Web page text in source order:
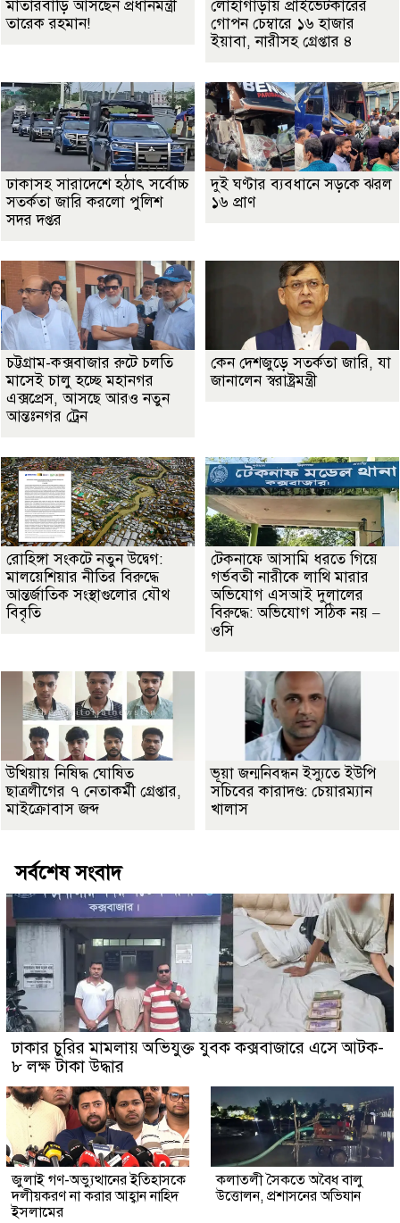
মাতারবাড়ি আসছেন প্রধানমন্ত্রী
তারেক রহমান!
লোহাগাড়ায় প্রাইভেটকারের
গোপন চেম্বারে ১৬ হাজার
ইয়াবা, নারীসহ গ্রেপ্তার ৪
ঢাকাসহ সারাদেশে হঠাৎ সর্বোচ্চ
সতর্কতা জা‌রি করলো পুলিশ
সদর দপ্তর
দুই ঘণ্টার ব্যবধানে সড়কে ঝরল
১৬ প্রাণ
চট্টগ্রাম-কক্সবাজার রুটে চলতি
মাসেই চালু হচ্ছে মহানগর
এক্সপ্রেস, আসছে আরও নতুন
আন্তঃনগর ট্রেন
কেন দেশজুড়ে সতর্কতা জারি, যা
জানালেন স্বরাষ্ট্রমন্ত্রী
রোহিঙ্গা সংকটে নতুন উদ্বেগ:
মালয়েশিয়ার নীতির বিরুদ্ধে
আন্তর্জাতিক সংস্থাগুলোর যৌথ
বিবৃতি
টেকনাফে আসামি ধরতে গিয়ে
গর্ভবতী নারীকে লাথি মারার
অভিযোগ এসআই দুলালের
বিরুদ্ধে: অভিযোগ সঠিক নয় –
ওসি
উখিয়ায় নিষিদ্ধ ঘোষিত
ছাত্রলীগের ৭ নেতাকর্মী গ্রেপ্তার,
মাইক্রোবাস জব্দ
ভূয়া জন্মনিবন্ধন ইস্যুতে ইউপি
সচিবের কারাদণ্ড: চেয়ারম্যান
খালাস
সর্বশেষ সংবাদ
ঢাকার চুরির মামলায় অভিযুক্ত যুবক কক্সবাজারে এসে আটক-
৮ লক্ষ টাকা উদ্ধার
জুলাই গণ-অভ্যুত্থানের ইতিহাসকে
দলীয়করণ না করার আহ্বান নাহিদ
ইসলামের
কলাতলী সৈকতে অবৈধ বালু
উত্তোলন, প্রশাসনের অভিযান